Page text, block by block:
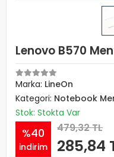
Lenovo B570
Marka: LineOn
Kategori: Notebook
Stok: Stokta Var
%40
indirim
479,32 TL
285,84